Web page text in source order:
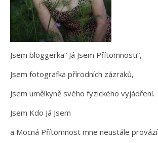
Jsem bloggerka“ Já Jsem Přítomnosti“,
Jsem fotografka přírodních zázraků,
Jsem umělkyně svého fyzického vyjádření.
Jsem Kdo Já Jsem
a Mocná Přítomnost mne neustále provází